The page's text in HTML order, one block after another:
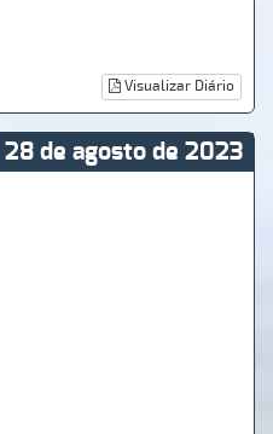
Visualizar Diário
28 de agosto de 2023